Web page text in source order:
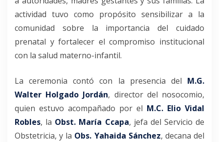
actividad tuvo como propósito sensibilizar a la
comunidad sobre la importancia del cuidado
prenatal y fortalecer el compromiso institucional
con la salud materno-infantil.
La ceremonia contó con la presencia del M.G.
Walter Holgado Jordán, director del nosocomio,
quien estuvo acompañado por el M.C. Elio Vidal
Robles, la Obst. María Ccapa, jefa del Servicio de
Obstetricia, y la Obs. Yahaida Sánchez, decana del